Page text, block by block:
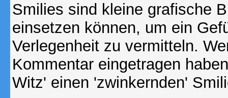
Smilies sind kleine grafische
einsetzen können, um ein
Verlegenheit zu vermitteln.
Kommentar eingetragen
Witz' einen 'zwinkernden'